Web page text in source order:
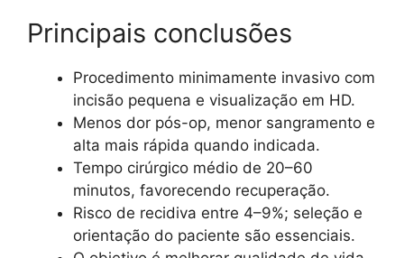
Principais conclusões
Procedimento minimamente invasivo com
incisão pequena e visualização em HD.
Menos dor pós-op, menor sangramento e
alta mais rápida quando indicada.
Tempo cirúrgico médio de 20–60
minutos, favorecendo recuperação.
Risco de recidiva entre 4–9%; seleção e
orientação do paciente são essenciais.